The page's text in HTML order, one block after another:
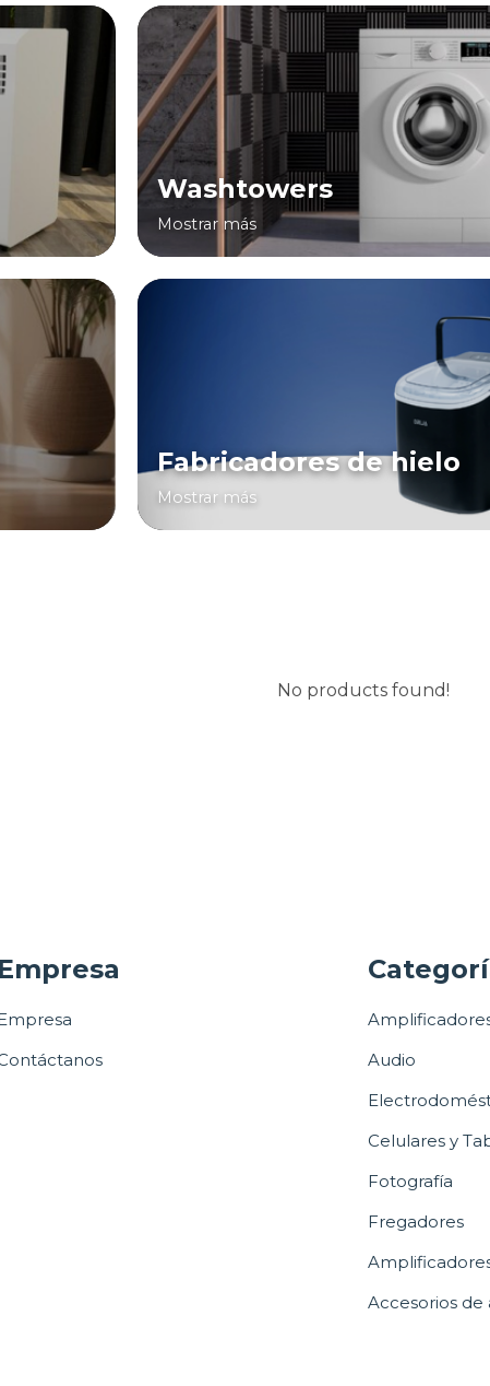
Washtowers
Mostrar más
Fabricadores de hielo
Mostrar más
No products found!
Empresa
Audio
Celulares y
Fotografía
Fregadores
Accesorios de